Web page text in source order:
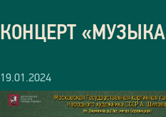
КОНЦЕРТ
19.01.2024